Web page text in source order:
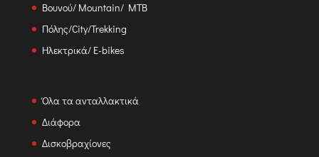
Βουνού/ Mountain/ MTB
Πόλης/City/Trekking
Ηλεκτρικά/ E-bikes
Όλα τα ανταλλακτικά
Διάφορα
Δισκοβραχίονες